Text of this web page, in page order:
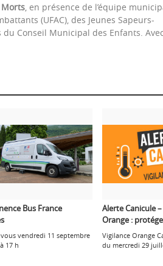
, en présence de l’équipe
(UFAC), des Jeunes Sapeurs-
Conseil Municipal des Enfants. Avec
Bus France
vous vendredi 11 septembre
17 h
Alerte Canicule
Orange :
Vigilance Orange
du mercredi 29